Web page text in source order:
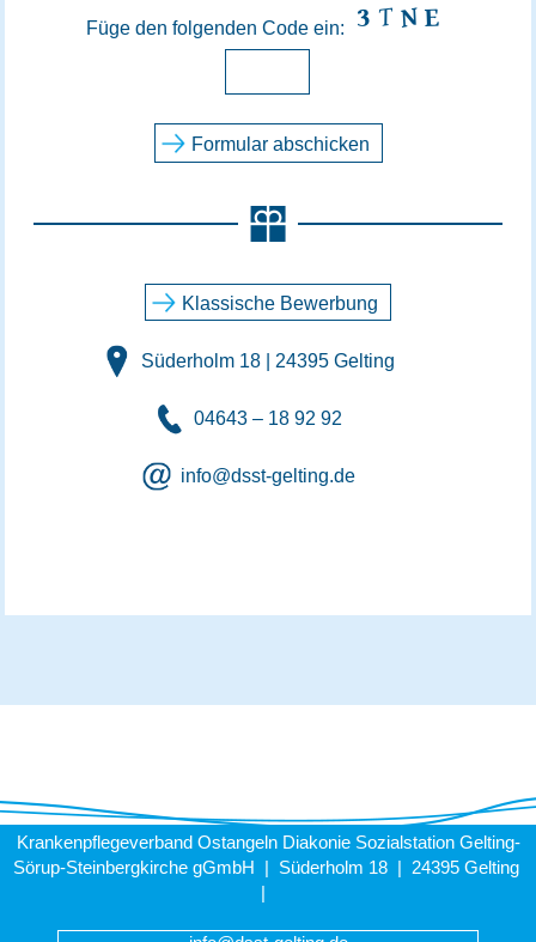
Füge den folgenden Code ein:
Klassische Bewerbung
Süderholm 18 | 24395 Gelting
04643 – 18 92 92
info@dsst-gelting.de
Krankenpflegeverband Ostangeln Diakonie Sozialstation Gelting-
Sörup-Steinbergkirche gGmbH | Süderholm 18 | 24395 Gelting